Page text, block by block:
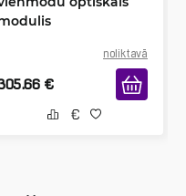
noliktavā
€